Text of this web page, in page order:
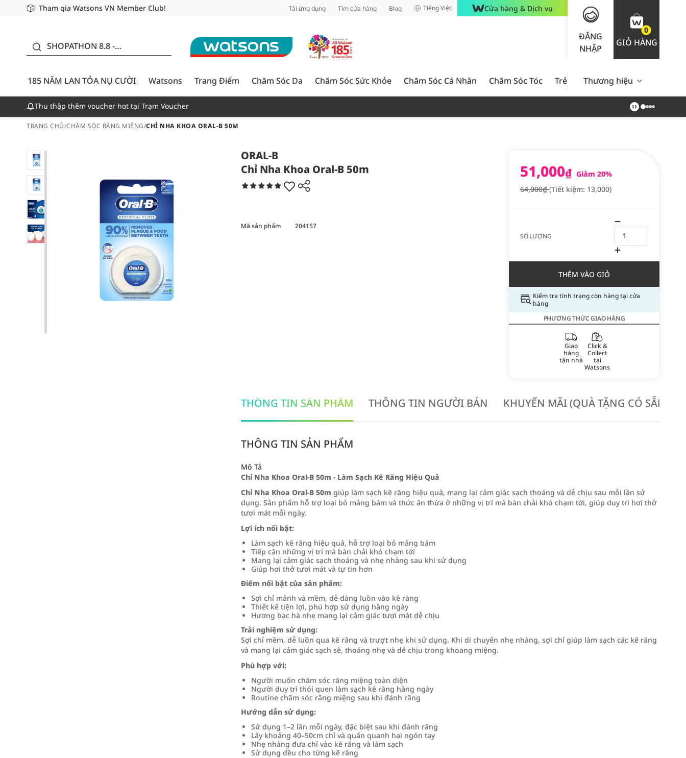
Tham gia Watsons VN Member Club!
Miễn phí giao hàng cho đơn hàng từ 249,000Đ
Giao hàng nhanh 24h - Áp dụng khu vực TP. Hồ Chí Minh Tải ứng dụng Tìm cửa hàng Blog Tiếng Việt Cửa hàng & Dịch vụ
ĐĂNG
NHẬP
0
GIỎ HÀNG
SHOPATHON 8.8 -
CƯỜI - GIẢM ĐẾN
50%
185 NĂM LAN TỎA NỤ CƯỜI
Watsons Trang Điểm Chăm Sóc Da Chăm Sóc Sức Khỏe Chăm Sóc Cá Nhân Chăm Sóc Tóc Trẻ Em Nam Giới Chăm Sóc
Thương hiệu
Thu thập thêm voucher hot tại Trạm Voucher
TRANG CHỦ/CHĂM SÓC RĂNG MIỆNG/CHỈ NHA KHOA ORAL-B 50M
ORAL-B
Chỉ Nha Khoa Oral-B 50m
51,000₫ Giảm 20%
64,000₫(Tiết kiệm: 13,000)
SỐ LƯỢNG
THÊM VÀO GIỎ
Kiểm tra tình trạng còn hàng tại cửa
hàng
PHƯƠNG THỨC GIAO HÀNG
Giao
hàng
tận nhà
Click &
Collect
tại
Watsons
Mã sản phẩm 204157
THÔNG TIN SẢN PHẨM THÔNG TIN NGƯỜI BÁN KHUYẾN MÃI (QUÀ TẶNG CÓ SẴN
THÔNG TIN SẢN PHẨM
Mô Tả
Chỉ Nha Khoa Oral-B 50m - Làm Sạch Kẽ Răng Hiệu Quả
Chỉ Nha Khoa Oral-B 50m giúp làm sạch kẽ răng hiệu quả, mang lại cảm giác sạch thoáng và dễ chịu sau mỗi lần sử
dụng. Sản phẩm hỗ trợ loại bỏ mảng bám và thức ăn thừa ở những vị trí mà bàn chải khó chạm tới, giúp duy trì hơi thở
tươi mát mỗi ngày.
Lợi ích nổi bật:
Làm sạch kẽ răng hiệu quả, hỗ trợ loại bỏ mảng bám
Tiếp cận những vị trí mà bàn chải khó chạm tới
Mang lại cảm giác sạch thoáng và nhẹ nhàng sau khi sử dụng
Giúp hơi thở tươi mát và tự tin hơn
Điểm nổi bật của sản phẩm:
Sợi chỉ mảnh và mềm, dễ dàng luồn vào kẽ răng
Thiết kế tiện lợi, phù hợp sử dụng hằng ngày
Hương bạc hà nhẹ mang lại cảm giác tươi mát dễ chịu
Trải nghiệm sử dụng:
Sợi chỉ mềm, dễ luồn qua kẽ răng và trượt nhẹ khi sử dụng. Khi di chuyển nhẹ nhàng, sợi chỉ giúp làm sạch các kẽ răng
và mang lại cảm giác sạch sẽ, thoáng nhẹ và dễ chịu trong khoang miệng.
Phù hợp với:
Người muốn chăm sóc răng miệng toàn diện
Người duy trì thói quen làm sạch kẽ răng hằng ngày
Routine chăm sóc răng miệng sau khi đánh răng
Hướng dẫn sử dụng:
Sử dụng 1–2 lần mỗi ngày, đặc biệt sau khi đánh răng
Lấy khoảng 40–50cm chỉ và quấn quanh hai ngón tay
Nhẹ nhàng đưa chỉ vào kẽ răng và làm sạch
Sử dụng đều cho từng kẽ răng